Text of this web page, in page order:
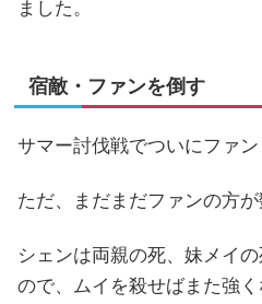
ました。
宿敵・ファンを倒す
サマー討伐戦でついにファン
ただ、まだまだファンの方が
シェンは両親の死、妹メイ
ので、ムイを殺せばまた強